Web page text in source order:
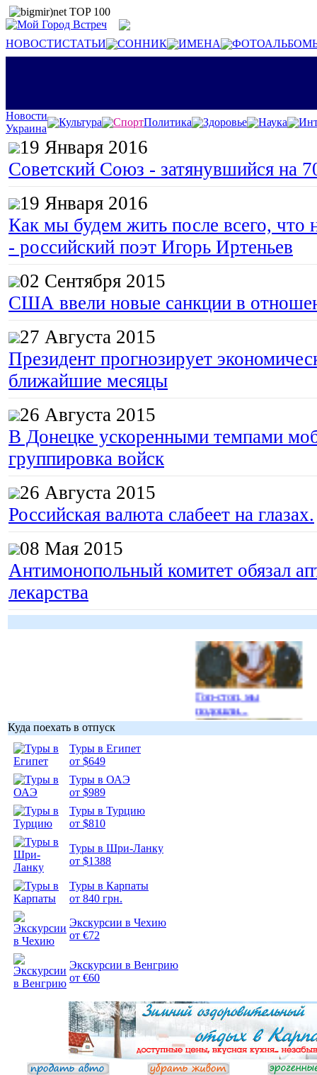
НОВОСТИСТАТЬИ СОННИК ИМЕНА
Новости
Украина
Культура СпортПолитика Здоровье Наука
19 Января 2016
Советский Союз - затянувшийся на
19 Января 2016
Как мы будем жить после всего, что
- российский поэт Игорь Иртеньев
02 Сентября 2015
США ввели новые санкции в
27 Августа 2015
Президент прогнозирует
ближайшие месяцы
26 Августа 2015
В Донецке ускоренными темпами
группировка войск
26 Августа 2015
Российская валюта слабеет на глазах.
08 Мая 2015
Антимонопольный комитет обязал
лекарства
Гоп-стоп, мы
подошли...
Куда поехать в отпуск
Туры в Египет
от $649
Туры в ОАЭ
от $989
Туры в Турцию
от $810
Туры в Шри-Ланку
от $1388
Туры в Карпаты
от 840 грн.
Экскурсии в Чехию
от €72
Экскурсии в Венгрию
от €60